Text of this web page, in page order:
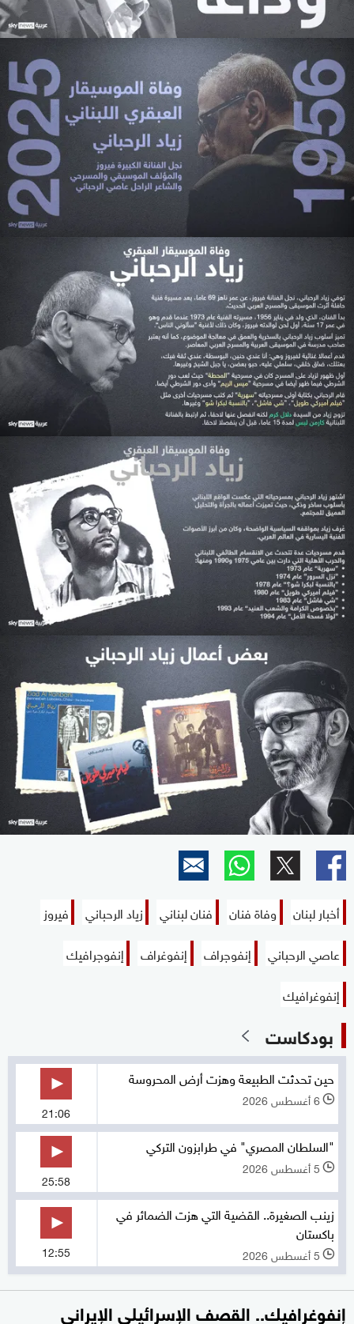
أخبار لبنان وفاة فنان فنان لبناني زياد الرحباني
فيروز
عاصي الرحباني
إنفوجراف إنفوغراف
إنفوجرافيك
إنفوغرافيك
بودكاست
حين تحدثت الطبيعة وهزت أرض المحروسة
l 6 أغسطس 2026
21:06
"السلطان المصري" في طرابزون التركي
l 5 أغسطس 2026
25:58
زينب الصغيرة.. القضية التي هزت الضمائر في
باكستان
l 5 أغسطس 2026 12:55
إنفوغرافيك.. القصف الإسرائيلي الإيراني